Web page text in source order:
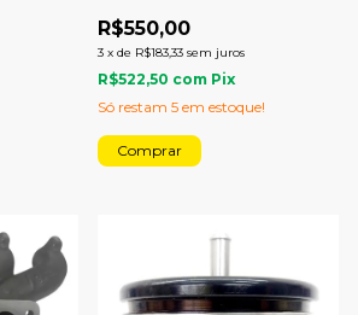
R$550,00
3 x de R$183,33 sem juros
R$522,50 com Pix
Só restam 5 em estoque!